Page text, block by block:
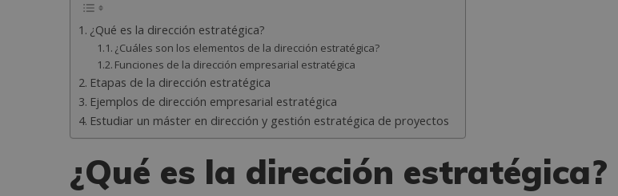
¿Qué es la dirección estratégica?
¿Cuáles son los elementos de la dirección estratégica?
Funciones de la dirección empresarial estratégica
Etapas de la dirección estratégica
Ejemplos de dirección empresarial estratégica
Estudiar un máster en dirección y gestión estratégica de proyectos
¿Qué es la dirección estratégica?